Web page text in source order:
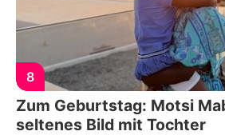
8
Zum Geburtstag: Motsi
seltenes Bild mit Tochter